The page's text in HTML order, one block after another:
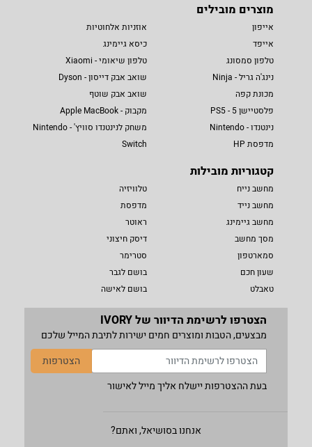
מוצרים מובילים
אייפון
אייפד
טלפון סמסונג
נינג'ה גריל - Ninja
מכונת קפה
פלסטיישן 5 - PS5
נינטנדו - Nintendo
מדפסת HP
אוזניות אלחוטיות
כיסא גיימינג
טלפון שיאומי - Xiaomi
שואב אבק דייסון - Dyson
שואב אבק שוטף
מקבוק - Apple MacBook
משחק לנינטנדו סוויץ' - Nintendo
Switch
קטגוריות מובילות
מחשב נייח
מחשב נייד
מחשב גיימינג
מסך מחשב
סמארטפון
שעון חכם
טאבלט
טלוויזיה
מדפסת
ראוטר
דיסק חיצוני
סטרימר
בושם לגבר
בושם לאישה
הצטרפו לרשימת הדיוור של IVORY
מבצעים, הטבות ומוצרים חמים ישירות לתיבת המייל שלכם
הצטרפות
בעת ההצטרפות יישלח אליך מייל לאישור
אנחנו בסושיאל, ואתם?